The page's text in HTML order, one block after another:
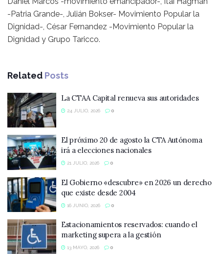
-Patria Grande-, Julián Bokser- Movimiento Popular la
Dignidad-, César Fernandez -Movimiento Popular la
Dignidad y Grupo Taricco.
Related Posts
La CTAA Capital renueva sus autoridades
24 JULIO, 2026 0
El próximo 20 de agosto la CTA Autónoma
irá a elecciones nacionales
21 JULIO, 2026 0
El Gobierno «descubre» en 2026 un derecho
que existe desde 2004
16 JUNIO, 2026 0
Estacionamientos reservados: cuando el
marketing supera a la gestión
13 MAYO, 2026 0